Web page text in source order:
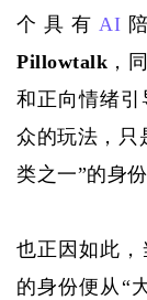
个具有AI
Pillowtalk ，
和正向情绪
众的玩法，只
类之一”的身份
也正因如此，
的身份便从“